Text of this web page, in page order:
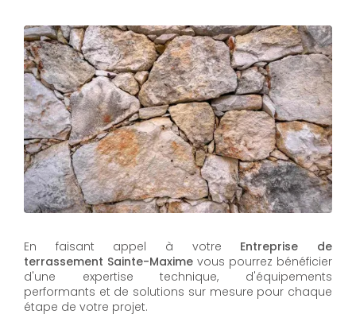
En faisant appel à votre Entreprise de
terrassement Sainte-Maxime vous pourrez bénéficier
d'une expertise technique, d'équipements
performants et de solutions sur mesure pour chaque
étape de votre projet.